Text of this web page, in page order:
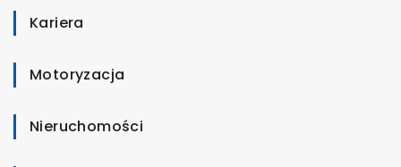
Kariera
Motoryzacja
Nieruchomości